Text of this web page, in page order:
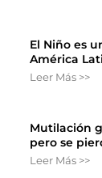
El Niño es
América
Leer Más >>
Mutilación
pero se
Leer Más >>